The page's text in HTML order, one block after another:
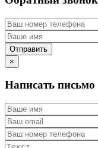
×
Написать письмо